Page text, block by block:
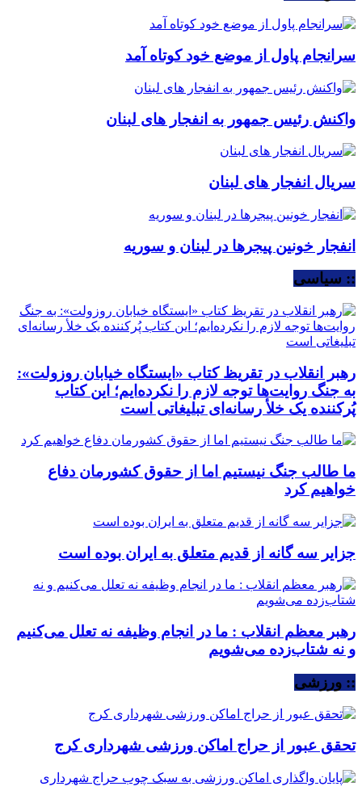
سرانجام پاول از موضع خود کوتاه آمد
واکنش رئیس جمهور به انفجار های لبنان
سریال انفجار های لبنان
انفجار خونین پیجرها در لبنان و سوریه
:: سیاسی
رهبر انقلاب در تقریظ کتاب «ایستگاه خیابان روزولت»:
به جنگ روایت‌ها توجه لازم را نکرده‌ایم؛ این کتاب
پُرکننده‌ یک خلأ رسانه‌ای تبلیغاتی است
ما طالب جنگ نیستیم اما از حقوق کشورمان دفاع
خواهیم کرد
جزایر سه گانه از قدیم متعلق به ایران بوده است
رهبر معظم انقلاب : ما در انجام وظیفه نه تعلل می‌کنیم
و نه شتاب‌زده می‌شویم
:: ورزشی
تحقق عبور از حراج اماکن ورزشی شهرداری کرج